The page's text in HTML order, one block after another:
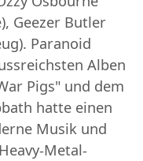
Geezer Butler
Paranoid
Alben
Pigs" und dem
hatte einen
Musik und
Metal-